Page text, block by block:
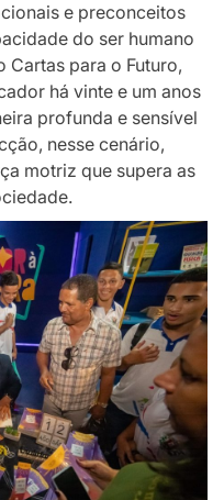
e preconceitos
do ser humano
Cartas para o Futuro,
há vinte e um anos
profunda e sensível
nesse cenário,
motriz que supera as